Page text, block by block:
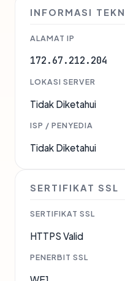
INFORMASI
ALAMAT IP
172.67.212.204
LOKASI SERVER
Tidak Diketahui
ISP / PENYEDIA
Tidak Diketahui
SERTIFIKAT SSL
SERTIFIKAT SSL
HTTPS Valid
PENERBIT SSL